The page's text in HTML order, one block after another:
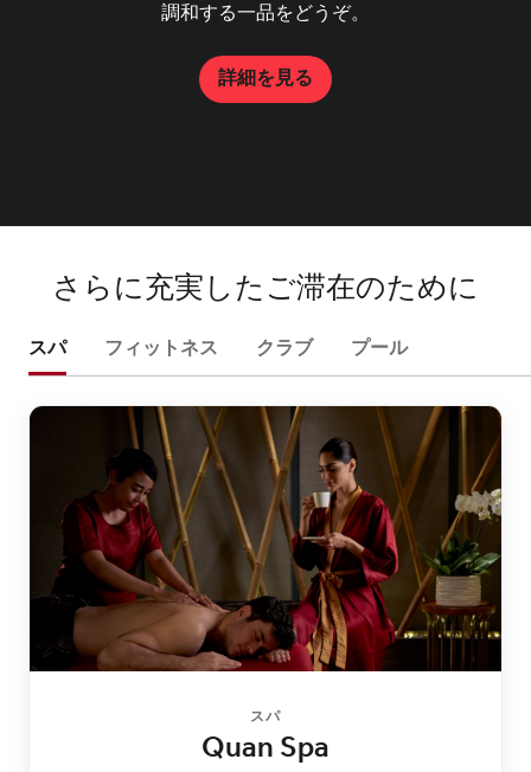
調和する一品をどうぞ。
詳細を見る
ルをジョグジャカルタ・マリオット・ホテルのスタイリッ
詳細を見る
で、軽いお食事、コーヒー、ワイン、カクテルなど、多彩
詳細を見る
さらに充実したご滞在のために
スパ フィットネス クラブ プール
スパ
Quan Spa